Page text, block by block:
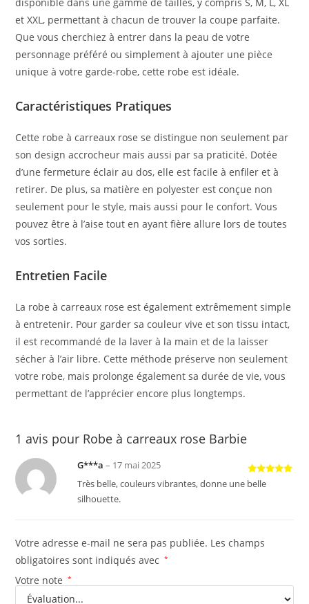
et XXL, permettant à chacun de trouver la coupe parfaite.
Que vous cherchiez à entrer dans la peau de votre
personnage préféré ou simplement à ajouter une pièce
unique à votre garde-robe, cette robe est idéale.
Caractéristiques Pratiques
Cette robe à carreaux rose se distingue non seulement par
son design accrocheur mais aussi par sa praticité. Dotée
d’une fermeture éclair au dos, elle est facile à enfiler et à
retirer. De plus, sa matière en polyester est conçue non
seulement pour le style, mais aussi pour le confort. Vous
pouvez être à l’aise tout en ayant fière allure lors de toutes
vos sorties.
Entretien Facile
La robe à carreaux rose est également extrêmement simple
à entretenir. Pour garder sa couleur vive et son tissu intact,
il est recommandé de la laver à la main et de la laisser
sécher à l’air libre. Cette méthode préserve non seulement
votre robe, mais prolonge également sa durée de vie, vous
permettant de l’apprécier encore plus longtemps.
1 avis pour Robe à carreaux rose Barbie
Note
G***a– 17 mai 2025
Très belle, couleurs vibrantes, donne une belle
silhouette.
Votre adresse e-mail ne sera pas publiée. Les champs
obligatoires sont indiqués avec
*
Votre note *